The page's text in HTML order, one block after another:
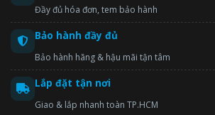
Đầy đủ hóa đơn, tem bảo hành
Bảo hành đầy đủ
Bảo hành hãng & hậu mãi tận tâm
Lắp đặt tận nơi
Giao & lắp nhanh toàn TP.HCM